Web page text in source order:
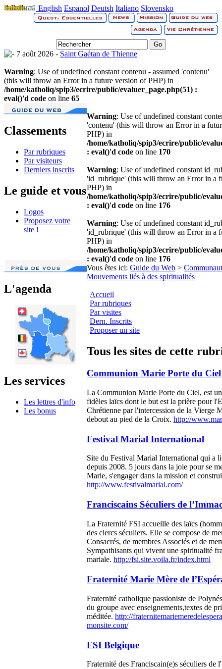
English Espanol Deutsh Italiano Slovensko
7 août 2026 - Saint Gaétan de Thienne
Warning: Use of undefined constant contenu - assumed 'contenu'
(this will throw an Error in a future version of PHP) in
/home/katholiq/spip3/ecrire/public/evaluer_page.php(51) :
eval()'d code on line 65
Classements
Par rubriques
Par visiteurs
Derniers inscrits
Le guide et vous
Logos
Proposez votre
site !
L'agenda
Les services
Les lettres d'info
Les bonus
Warning: Use of undefined constant
'contenu' (this will throw an Error in a
PHP) in
/home/katholiq/spip3/ecrire/public/
: eval()'d code on line 170
Warning: Use of undefined constant
'id_rubrique' (this will throw an Error in a
PHP) in
/home/katholiq/spip3/ecrire/public/
: eval()'d code on line 176
Warning: Use of undefined constant
'id_rubrique' (this will throw an Error in a
PHP) in
/home/katholiq/spip3/ecrire/public/
: eval()'d code on line 176
Vous êtes ici: Guide du Web >
Mouvements liés à des spiritualités
Accueil
Par rubriques
Par visites
Dern. Inscrits
Proposer un site
Tous les sites de cette
Communion Marie Porte du Ciel
La Communion Marie Porte du Ciel, est
fidèles laïcs dont le but est la prière pour
Chrétienne par l'intercession de la Vierge
debout au pied de la Croix. http://
Festival Marial International
Site du Festival Marial International qui a
depuis 2008. 5 jours dans la joie pour se
Marie, s'engager dans la mission et
http://www.festivalmarial.com/
Franciscains Séculiers de
La Fraternité FSI accueille des laïcs
des clercs séculiers. Elle se compose de
Consacrés, de membres Associés et de
Sympathisants qui vivent une spiritualité
mariale. http://fsi.site.voila.fr/index.html
Fraternité Marie Mère de
Fraternité catholique passioniste de
du groupe avec enseignements,textes de
méditée. http://
monsite.com/
FSI Belgique
Fraternité des Franciscain(e)s séculiers de